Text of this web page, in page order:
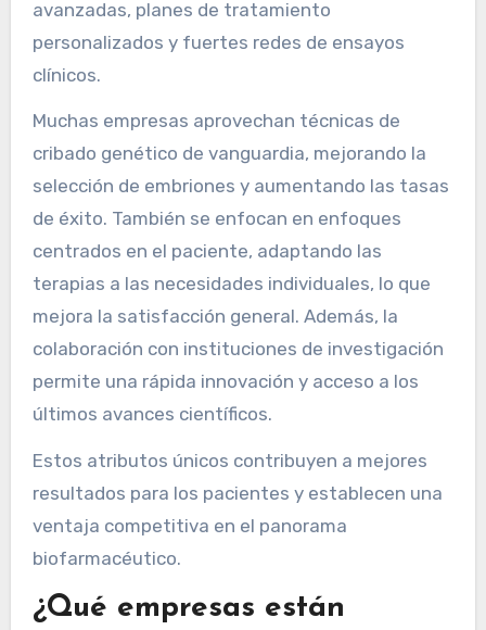
avanzadas, planes de tratamiento
personalizados y fuertes redes de ensayos
clínicos.
Muchas empresas aprovechan técnicas de
cribado genético de vanguardia, mejorando la
selección de embriones y aumentando las tasas
de éxito. También se enfocan en enfoques
centrados en el paciente, adaptando las
terapias a las necesidades individuales, lo que
mejora la satisfacción general. Además, la
colaboración con instituciones de investigación
permite una rápida innovación y acceso a los
últimos avances científicos.
Estos atributos únicos contribuyen a mejores
resultados para los pacientes y establecen una
ventaja competitiva en el panorama
biofarmacéutico.
¿Qué empresas están